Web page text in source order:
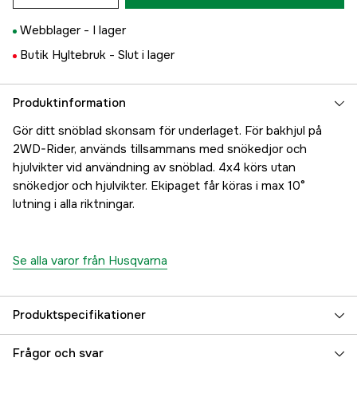
Webblager - I lager
Butik Hyltebruk - Slut i lager
Produktinformation
Gör ditt snöblad skonsam för underlaget. För bakhjul på
2WD-Rider, används tillsammans med snökedjor och
hjulvikter vid användning av snöblad. 4x4 körs utan
snökedjor och hjulvikter. Ekipaget får köras i max 10°
lutning i alla riktningar.
Se alla varor från Husqvarna
Produktspecifikationer
Global Garanti yes
Frågor och svar